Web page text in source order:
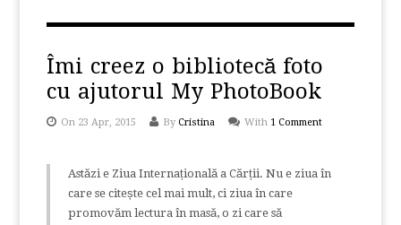
Îmi creez o bibliotecă foto
cu ajutorul My PhotoBook
On 23 Apr, 2015 By Cristina With 1 Comment
Astăzi e Ziua Internațională a Cărții. Nu e ziua în
care se citește cel mai mult, ci ziua în care
promovăm lectura în masă, o zi care să